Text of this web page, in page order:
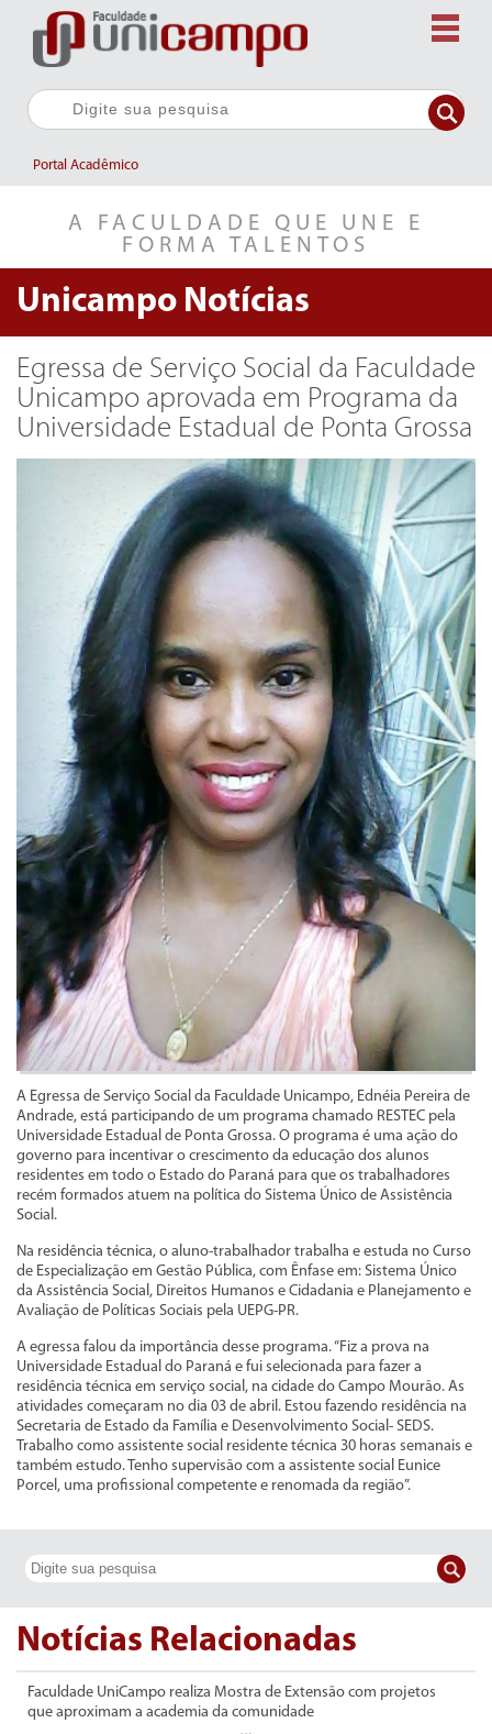
Portal Acadêmico
A FACULDADE QUE UNE E
FORMA TALENTOS
Unicampo Notícias
Egressa de Serviço Social da Faculdade
Unicampo aprovada em Programa da
Universidade Estadual de Ponta Grossa
A Egressa de Serviço Social da Faculdade Unicampo, Ednéia Pereira de
Andrade, está participando de um programa chamado RESTEC pela
Universidade Estadual de Ponta Grossa. O programa é uma ação do
governo para incentivar o crescimento da educação dos alunos
residentes em todo o Estado do Paraná para que os trabalhadores
recém formados atuem na política do Sistema Único de Assistência
Social.
Na residência técnica, o aluno-trabalhador trabalha e estuda no Curso
de Especialização em Gestão Pública, com Ênfase em: Sistema Único
da Assistência Social, Direitos Humanos e Cidadania e Planejamento e
Avaliação de Políticas Sociais pela UEPG-PR.
A egressa falou da importância desse programa. “Fiz a prova na
Universidade Estadual do Paraná e fui selecionada para fazer a
residência técnica em serviço social, na cidade do Campo Mourão. As
atividades começaram no dia 03 de abril. Estou fazendo residência na
Secretaria de Estado da Família e Desenvolvimento Social- SEDS.
Trabalho como assistente social residente técnica 30 horas semanais e
também estudo. Tenho supervisão com a assistente social Eunice
Porcel, uma profissional competente e renomada da região”.
Notícias Relacionadas
Faculdade UniCampo realiza Mostra de Extensão com projetos
que aproximam a academia da comunidade